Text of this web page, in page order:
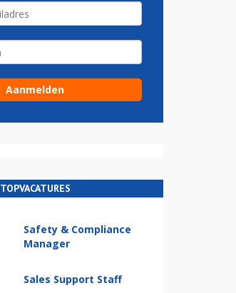
TOPVACATURES
Safety & Compliance
Manager
Sales Support Staff